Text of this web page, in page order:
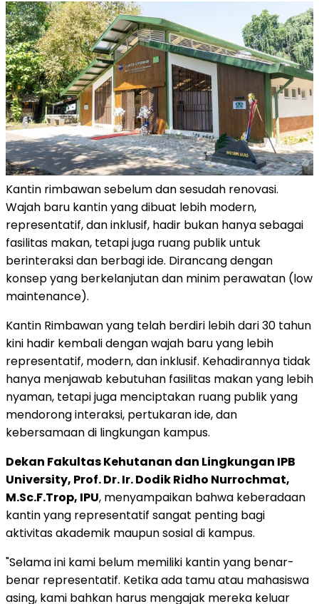
Kantin rimbawan sebelum dan sesudah renovasi.
Wajah baru kantin yang dibuat lebih modern,
representatif, dan inklusif, hadir bukan hanya sebagai
fasilitas makan, tetapi juga ruang publik untuk
berinteraksi dan berbagi ide. Dirancang dengan
konsep yang berkelanjutan dan minim perawatan (low
maintenance).
Kantin Rimbawan yang telah berdiri lebih dari 30 tahun
kini hadir kembali dengan wajah baru yang lebih
representatif, modern, dan inklusif. Kehadirannya tidak
hanya menjawab kebutuhan fasilitas makan yang lebih
nyaman, tetapi juga menciptakan ruang publik yang
mendorong interaksi, pertukaran ide, dan
kebersamaan di lingkungan kampus.
Dekan Fakultas Kehutanan dan Lingkungan IPB
University, Prof. Dr. Ir. Dodik Ridho Nurrochmat,
M.Sc.F.Trop, IPU, menyampaikan bahwa keberadaan
kantin yang representatif sangat penting bagi
aktivitas akademik maupun sosial di kampus.
"Selama ini kami belum memiliki kantin yang benar-
benar representatif. Ketika ada tamu atau mahasiswa
asing, kami bahkan harus mengajak mereka keluar